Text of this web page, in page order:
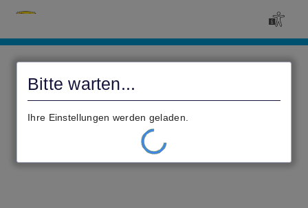
Bitte warten...
Ihre Einstellungen werden geladen.